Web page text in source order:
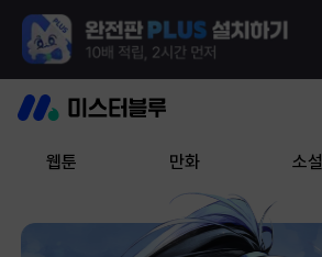
웹툰 만화 소설